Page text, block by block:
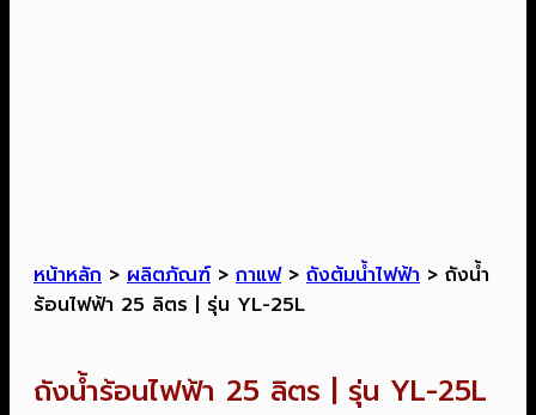
หน้าหลัก > ผลิตภัณฑ์ > กาแฟ > ถังต้มน้ำไฟฟ้า > ถังน้ำ
ร้อนไฟฟ้า 25 ลิตร | รุ่น YL-25L
ถังน้ำร้อนไฟฟ้า 25 ลิตร | รุ่น YL-25L